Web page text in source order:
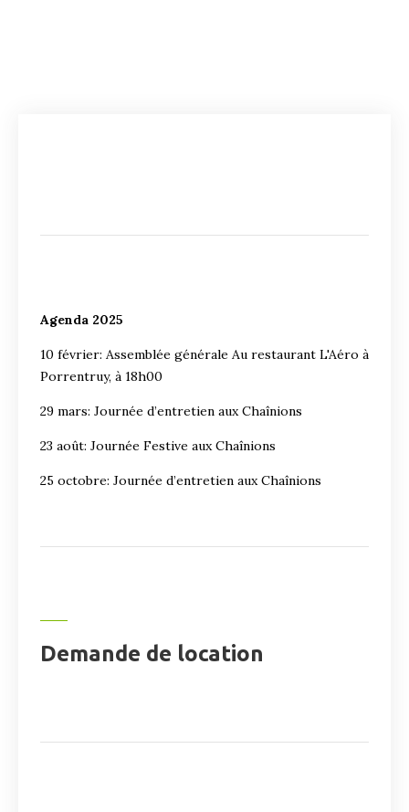
Agenda 2025
10 février: Assemblée générale Au restaurant L'Aéro à
Porrentruy, à 18h00
29 mars: Journée d’entretien aux Chaînions
23 août: Journée Festive aux Chaînions
25 octobre: Journée d’entretien aux Chaînions
Demande de location